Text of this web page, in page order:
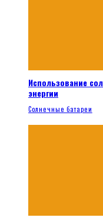
Использование
энергии
Солнечные батареи